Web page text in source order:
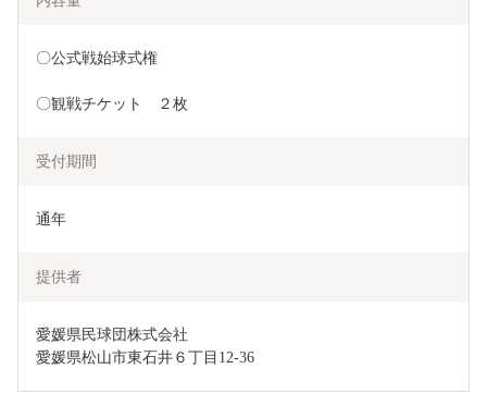
〇公式戦始球式権
〇観戦チケット　２枚
受付期間
通年
提供者
愛媛県民球団株式会社
愛媛県松山市東石井６丁目12-36